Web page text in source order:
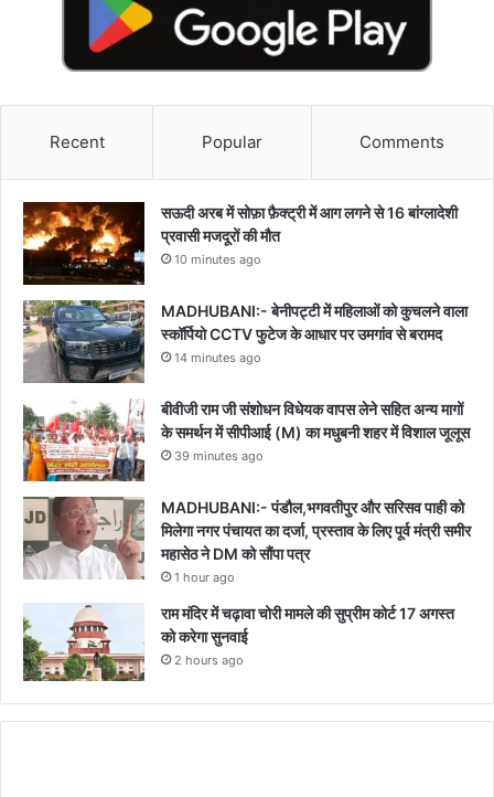
Recent Popular Comments
सऊदी अरब में सोफ़ा फ़ैक्ट्री में आग लगने से 16 बांग्लादेशी
प्रवासी मजदूरों की मौत
10 minutes ago
MADHUBANI:- बेनीपट्टी में महिलाओं को कुचलने वाला
स्कॉर्पियो CCTV फुटेज के आधार पर उमगांव से बरामद
14 minutes ago
बीवीजी राम जी संशोधन विधेयक वापस लेने सहित अन्य मागों
के समर्थन में सीपीआई (M) का मधुबनी शहर में विशाल जूलूस
39 minutes ago
MADHUBANI:- पंडौल,भगवतीपुर और सरिसव पाही को
मिलेगा नगर पंचायत का दर्जा, प्रस्ताव के लिए पूर्व मंत्री समीर
महासेठ ने DM को सौंपा पत्र
1 hour ago
राम मंदिर में चढ़ावा चोरी मामले की सुप्रीम कोर्ट 17 अगस्त
को करेगा सुनवाई
2 hours ago